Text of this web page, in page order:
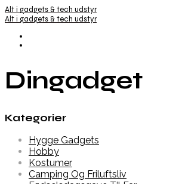
Alt i gadgets & tech udstyr
Alt i gadgets & tech udstyr
Dingadget
Kategorier
Hygge Gadgets
Hobby
Kostumer
Camping Og Friluftsliv